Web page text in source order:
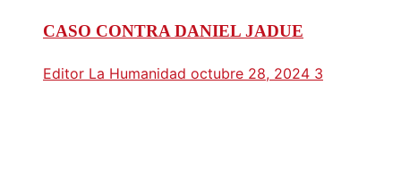
CASO CONTRA DANIEL JADUE
Editor La Humanidad octubre 28, 2024 3